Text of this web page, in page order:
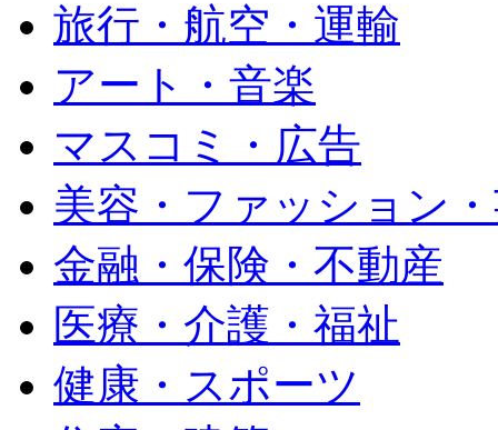
旅行・航空・運輸
アート・音楽
マスコミ・広告
美容・ファッション
金融・保険・不動産
医療・介護・福祉
健康・スポーツ